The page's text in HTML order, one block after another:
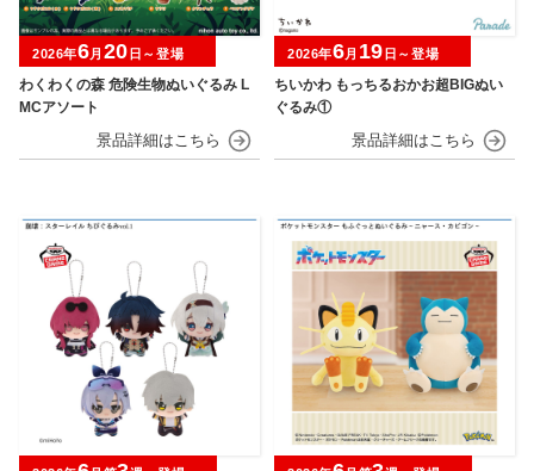
わくわくの森 危険生物ぬいぐるみ L
MCアソート
2026年6月 20 日～登場
ちいかわ もっちるおかお超BIGぬい
ぐるみ①
2026年6月 19 日～登場